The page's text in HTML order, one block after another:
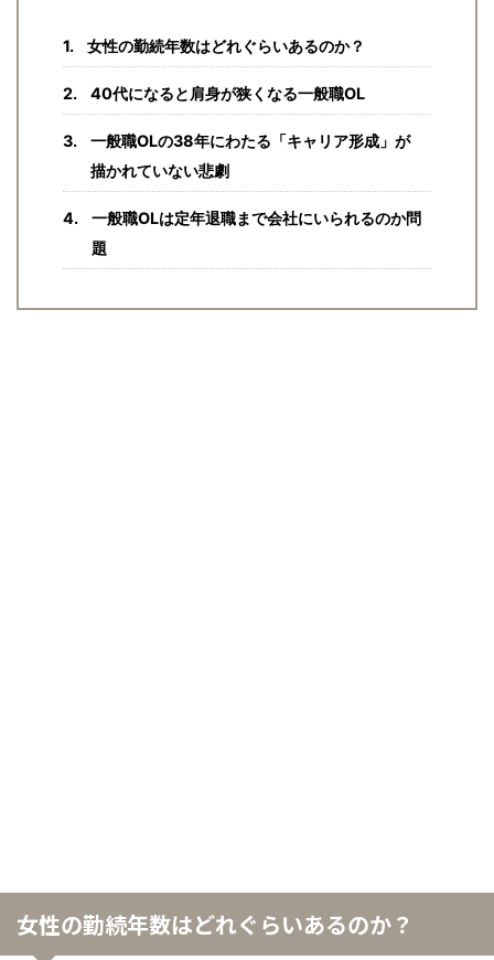
女性の勤続年数はどれぐらいあるのか？
40代になると肩身が狭くなる一般職OL
一般職OLの38年にわたる「キャリア形成」が
描かれていない悲劇
一般職OLは定年退職まで会社にいられるのか問
題
女性の勤続年数はどれぐらいあるのか？